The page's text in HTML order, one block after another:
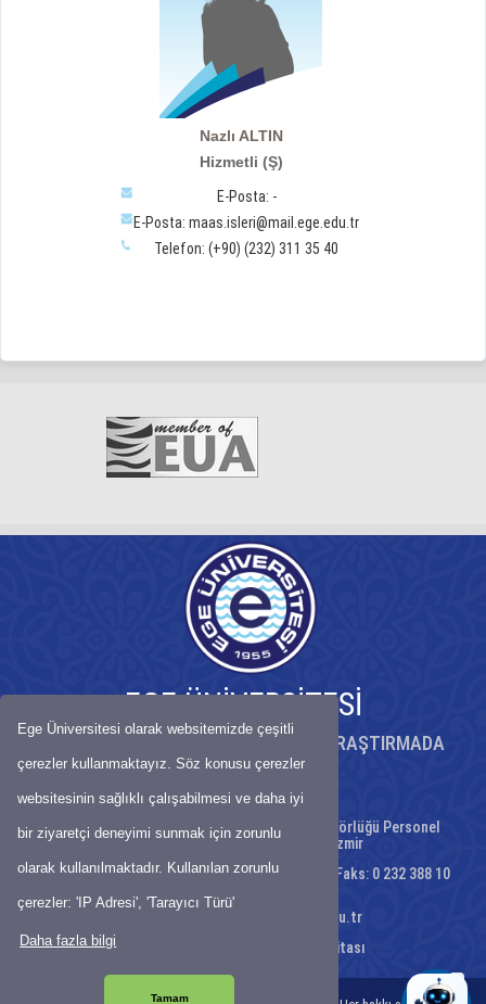
Ege Üniversitesi olarak websitemizde çeşitli
çerezler kullanmaktayız. Söz konusu çerezler
websitesinin sağlıklı çalışabilmesi ve daha iyi
bir ziyaretçi deneyimi sunmak için zorunlu
olarak kullanılmaktadır. Kullanılan zorunlu
çerezler: 'IP Adresi', 'Tarayıcı Türü'
Daha fazla bilgi
Tamam
Nazlı ALTIN
Hizmetli (Ş)
E-Posta: -
E-Posta: maas.isleri@mail.ege.edu.tr
Telefon: (+90) (232) 311 35 40
EGE ÜNİVERSİTESİ
KÖKLÜ BİRİKİMİYLE BİLİMDE ÖNCÜ, ARAŞTIRMADA
GÜÇLÜ ÜNİVERSİTE
Gençlik Caddesi No:12 Ege Üniversitesi Rektörlüğü Personel
Daire Başkanlığı, 35040 Bornova/İzmir
Telefon : 0 232 311 21 14 – 0 232 311 18 32 - Faks: 0 232 388 10
personeldb@mail.ege.edu.tr
Site Haritası